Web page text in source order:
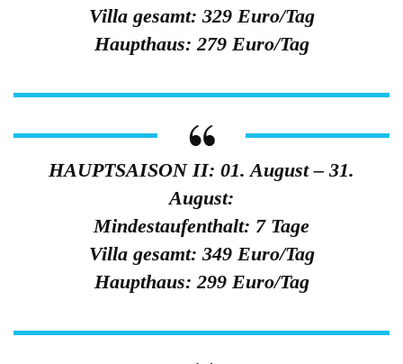
Villa gesamt: 329 Euro/Tag
Haupthaus: 279 Euro/Tag
HAUPTSAISON II: 01. August – 31.
August:
Mindestaufenthalt: 7 Tage
Villa gesamt: 349 Euro/Tag
Haupthaus: 299 Euro/Tag